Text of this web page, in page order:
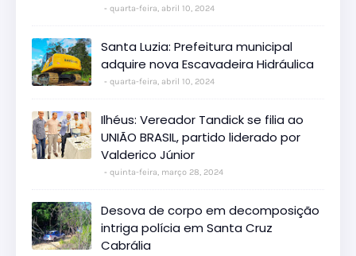
quarta-feira, abril 10, 2024
Santa Luzia: Prefeitura municipal
adquire nova Escavadeira Hidráulica
quarta-feira, abril 10, 2024
Ilhéus: Vereador Tandick se filia ao
UNIÃO BRASIL, partido liderado por
Valderico Júnior
quinta-feira, março 28, 2024
Desova de corpo em decomposição
intriga polícia em Santa Cruz
Cabrália